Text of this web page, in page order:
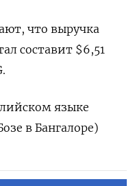
что выручка
составит $6,51
языке
в Бангалоре)